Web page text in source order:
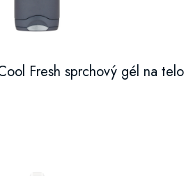
Fresh sprchový gél na telo